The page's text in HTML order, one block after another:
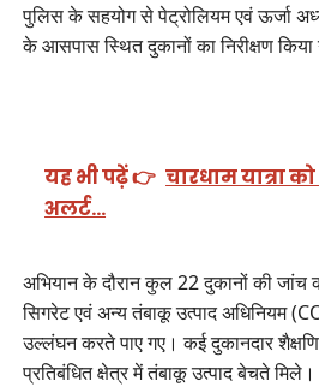
पुलिस के सहयोग से पेट्रोलियम एवं ऊर्जा
के आसपास स्थित दुकानों का निरीक्षण किया
यह भी पढ़ें 👉 चारधाम यात्रा
अलर्ट…
अभियान के दौरान कुल 22 दुकानों की जांच
सिगरेट एवं अन्य तंबाकू उत्पाद अधिनियम
उल्लंघन करते पाए गए। कई दुकानदार
प्रतिबंधित क्षेत्र में तंबाकू उत्पाद बेचते